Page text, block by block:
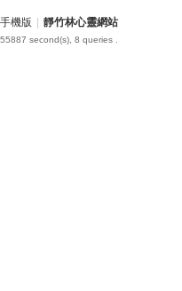
手機版 靜竹林心靈網站
second(s), 8 queries .